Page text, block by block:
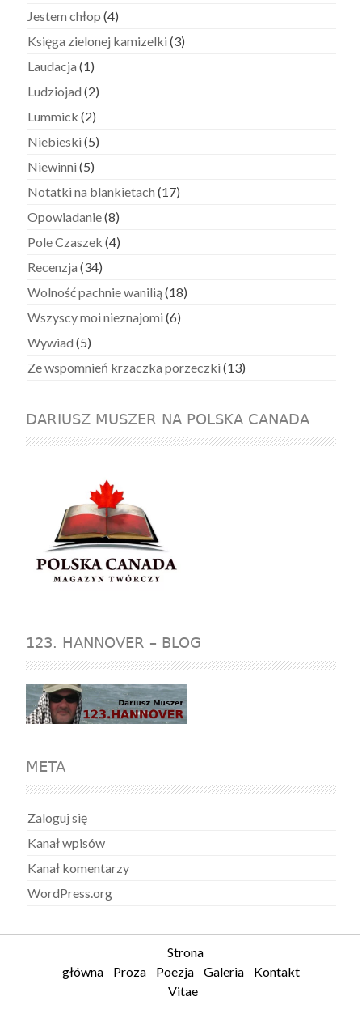
Jestem chłop (4)
Księga zielonej kamizelki (3)
Laudacja (1)
Ludziojad (2)
Lummick (2)
Niebieski (5)
Niewinni (5)
Notatki na blankietach (17)
Opowiadanie(8)
Pole Czaszek (4)
Recenzja (34)
Wolność pachnie wanilią (18)
Wszyscy moi nieznajomi (6)
Wywiad (5)
Ze wspomnień krzaczka porzeczki (13)
DARIUSZ MUSZER NA POLSKA CANADA
123. HANNOVER – BLOG
META
Zaloguj się
Kanał wpisów
Kanał komentarzy
WordPress.org
Strona
główna
Proza Poezja Galeria
Kontakt
Vitae